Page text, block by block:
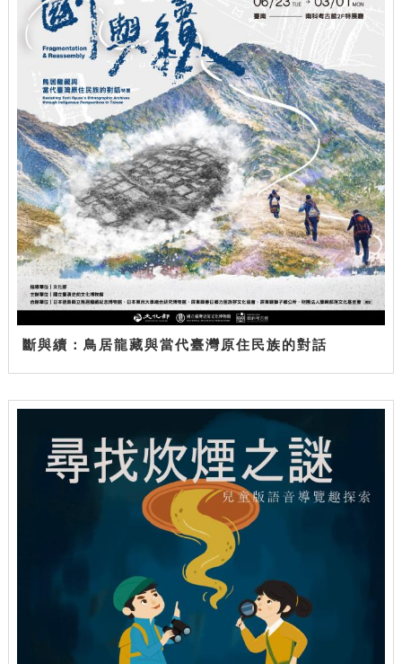
斷與續：鳥居龍藏與當代臺灣原住民族的對話